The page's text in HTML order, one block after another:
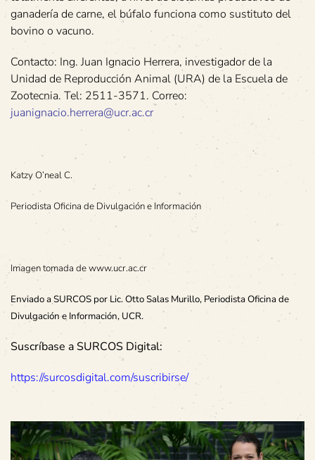
ganadería de carne, el búfalo funciona como sustituto del
bovino o vacuno.
Contacto: Ing. Juan Ignacio Herrera, investigador de la
Unidad de Reproducción Animal (URA) de la Escuela de
Zootecnia. Tel: 2511-3571. Correo:
juanignacio.herrera@ucr.ac.cr
Katzy O’neal C.
Periodista Oficina de Divulgación e Información
Imagen tomada de www.ucr.ac.cr
Enviado a SURCOS por Lic. Otto Salas Murillo, Periodista Oficina de
Divulgación e Información, UCR.
Suscríbase a SURCOS Digital:
https://surcosdigital.com/suscribirse/